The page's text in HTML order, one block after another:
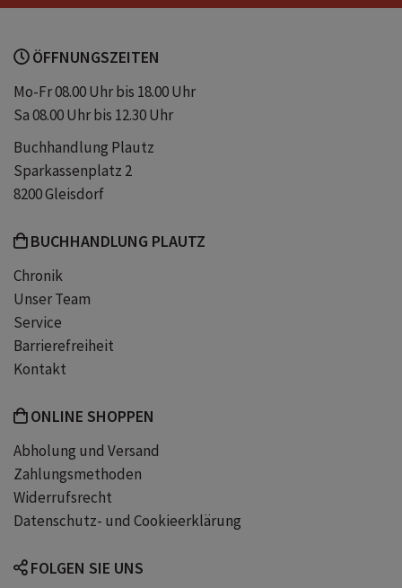
Hörbücher
ÖFFNUNGSZEITEN
Mo-Fr 08.00 Uhr bis 18.00 Uhr
Sa 08.00 Uhr bis 12.30 Uhr
Buchhandlung Plautz
Sparkassenplatz 2
8200 Gleisdorf
BUCHHANDLUNG PLAUTZ
Chronik
Unser Team
Service
Barrierefreiheit
Kontakt
ONLINE SHOPPEN
Abholung und Versand
Zahlungsmethoden
Widerrufsrecht
Datenschutz- und Cookieerklärung
FOLGEN SIE UNS